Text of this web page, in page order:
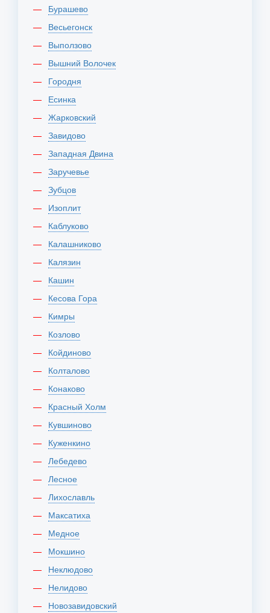
Бурашево
Весьегонск
Выползово
Вышний Волочек
Городня
Есинка
Жарковский
Завидово
Западная Двина
Заручевье
Зубцов
Изоплит
Каблуково
Калашниково
Калязин
Кашин
Кесова Гора
Кимры
Козлово
Койдиново
Колталово
Конаково
Красный Холм
Кувшиново
Куженкино
Лебедево
Лесное
Лихославль
Максатиха
Медное
Мокшино
Неклюдово
Нелидово
Новозавидовский